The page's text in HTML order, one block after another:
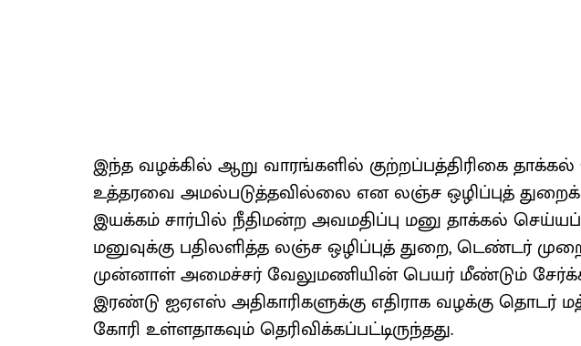
இந்த வழக்கில் ஆறு வாரங்களில் குற்றப்பத்திரிகை தாக்கல்
உத்தரவை அமல்படுத்தவில்லை என லஞ்ச ஒழிப்புத்
இயக்கம் சார்பில் நீதிமன்ற அவமதிப்பு மனு தாக்கல்
மனுவுக்கு பதிலளித்த லஞ்ச ஒழிப்புத் துறை, டெண்டர்
முன்னாள் அமைச்சர் வேலுமணியின் பெயர் மீண்டும்
இரண்டு ஐஏஎஸ் அதிகாரிகளுக்கு எதிராக வழக்கு தொடர்
கோரி உள்ளதாகவும் தெரிவிக்கப்பட்டிருந்தது.